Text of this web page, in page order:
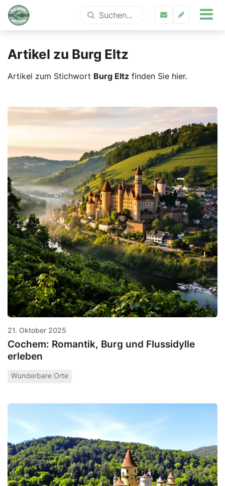
Artikel zu Burg Eltz
Artikel zum Stichwort Burg Eltz finden Sie hier.
21. Oktober 2025
Cochem: Romantik, Burg und Flussidylle
erleben
Wunderbare Orte